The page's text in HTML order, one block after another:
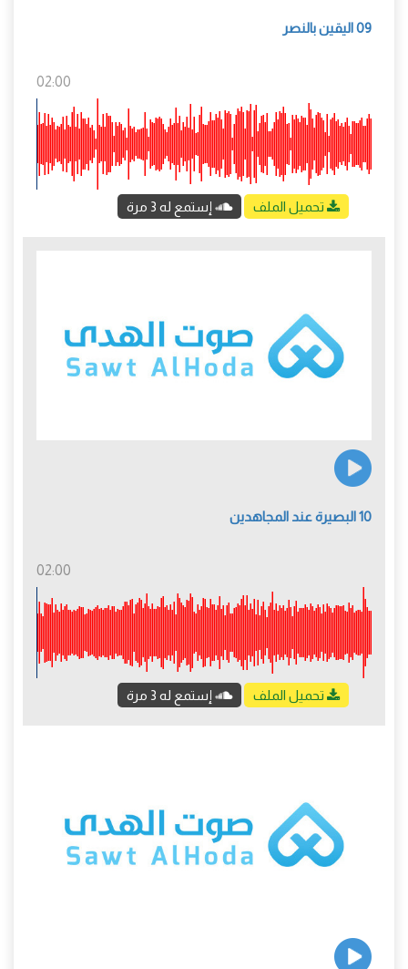
09 اليقين بالنصر
02:00
تحميل الملف إستمع له 3 مرة
10 البصيرة عند المجاهدين
02:00
تحميل الملف إستمع له 3 مرة